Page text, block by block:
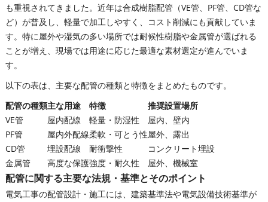
も重視されてきました。近年は合成樹脂配管（VE管、PF管、CD管な
ど）が普及し、軽量で加工しやすく、コスト削減にも貢献していま
す。特に屋外や湿気の多い場所では耐候性樹脂や金属管が選ばれる
ことが増え、現場では用途に応じた最適な素材選定が進んでいま
す。
以下の表は、主要な配管の種類と特徴をまとめたものです。
配管の種類主な用途 特徴
推奨設置場所
VE管
屋内配線 軽量・防湿性
屋内、壁内
PF管
屋内外配線柔軟・可とう性屋外、露出
CD管
埋設配線 耐衝撃性
コンクリート埋設
金属管
高度な保護強度・耐久性 屋外、機械室
配管に関する主要な法規・基準とそのポイント
電気工事の配管設計・施工には、建築基準法や電気設備技術基準が